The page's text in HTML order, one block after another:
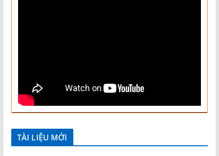
TÀI LIỆU MỚI